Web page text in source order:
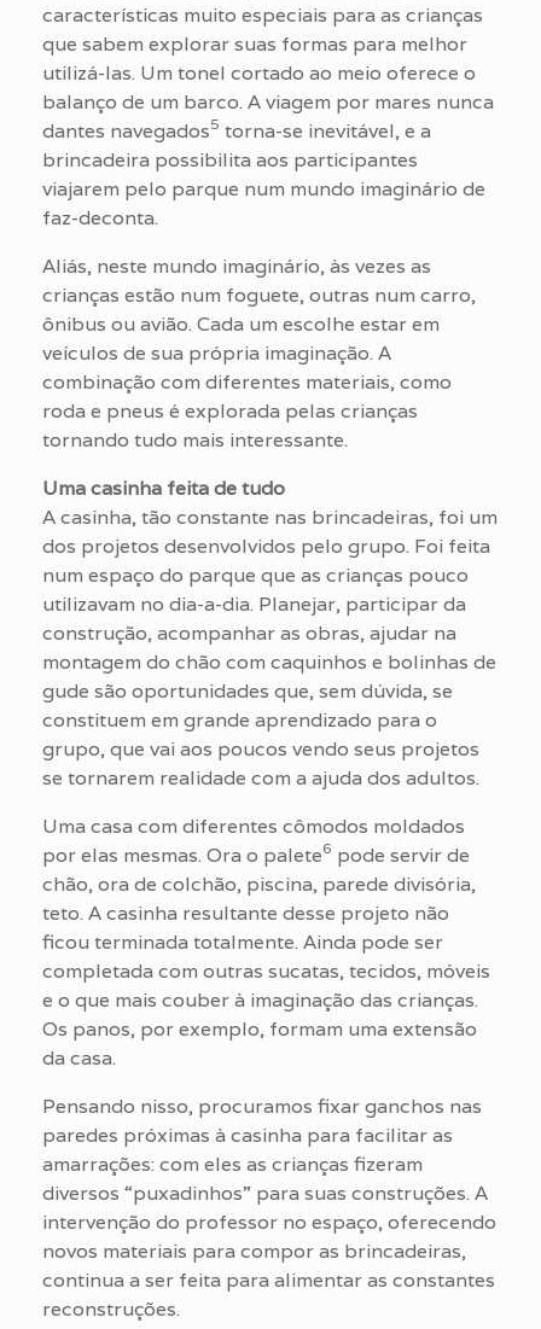
características muito especiais para as crianças
que sabem explorar suas formas para melhor
utilizá-las. Um tonel cortado ao meio oferece o
balanço de um barco. A viagem por mares nunca
dantes navegados5 torna-se inevitável, e a
brincadeira possibilita aos participantes
viajarem pelo parque num mundo imaginário de
faz-deconta.
Aliás, neste mundo imaginário, às vezes as
crianças estão num foguete, outras num carro,
ônibus ou avião. Cada um escolhe estar em
veículos de sua própria imaginação. A
combinação com diferentes materiais, como
roda e pneus é explorada pelas crianças
tornando tudo mais interessante.
Uma casinha feita de tudo
A casinha, tão constante nas brincadeiras, foi um
dos projetos desenvolvidos pelo grupo. Foi feita
num espaço do parque que as crianças pouco
utilizavam no dia-a-dia. Planejar, participar da
construção, acompanhar as obras, ajudar na
montagem do chão com caquinhos e bolinhas de
gude são oportunidades que, sem dúvida, se
constituem em grande aprendizado para o
grupo, que vai aos poucos vendo seus projetos
se tornarem realidade com a ajuda dos adultos.
Uma casa com diferentes cômodos moldados
por elas mesmas. Ora o palete6 pode servir de
chão, ora de colchão, piscina, parede divisória,
teto. A casinha resultante desse projeto não
ficou terminada totalmente. Ainda pode ser
completada com outras sucatas, tecidos, móveis
e o que mais couber à imaginação das crianças.
Os panos, por exemplo, formam uma extensão
da casa.
Pensando nisso, procuramos fixar ganchos nas
paredes próximas à casinha para facilitar as
amarrações: com eles as crianças fizeram
diversos “puxadinhos” para suas construções. A
intervenção do professor no espaço, oferecendo
novos materiais para compor as brincadeiras,
continua a ser feita para alimentar as constantes
reconstruções.